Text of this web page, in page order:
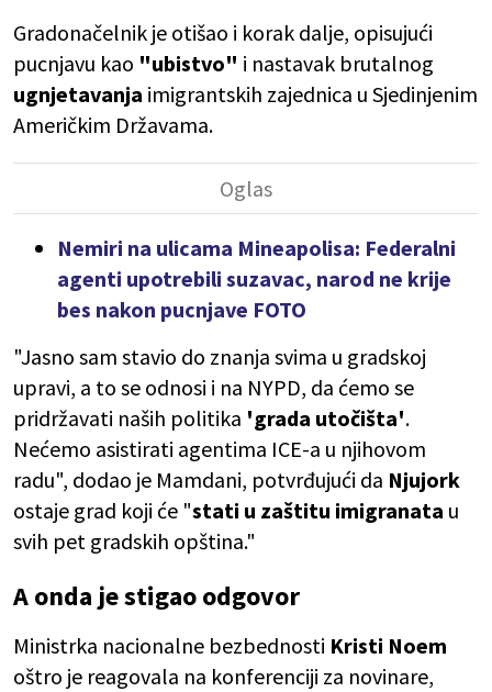
Gradonačelnik je otišao i korak dalje, opisujući
pucnjavu kao "ubistvo" i nastavak brutalnog
ugnjetavanja imigrantskih zajednica u Sjedinjenim
Američkim Državama.
Nemiri na ulicama Mineapolisa: Federalni
agenti upotrebili suzavac, narod ne krije
bes nakon pucnjave FOTO
"Jasno sam stavio do znanja svima u gradskoj
upravi, a to se odnosi i na NYPD, da ćemo se
pridržavati naših politika 'grada utočišta'.
Nećemo asistirati agentima ICE-a u njihovom
radu", dodao je Mamdani, potvrđujući da Njujork
ostaje grad koji će "stati u zaštitu imigranata u
svih pet gradskih opština."
A onda je stigao odgovor
Ministrka nacionalne bezbednosti Kristi Noem
oštro je reagovala na konferenciji za novinare,